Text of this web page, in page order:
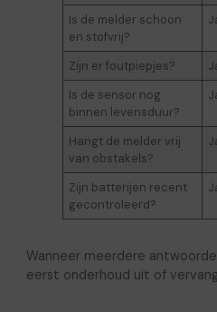
Is de melder schoon
en stofvrij?
Zijn er foutpiepjes?
Is de sensor nog
binnen levensduur?
Hangt de melder vrij
van obstakels?
Zijn batterijen recent
gecontroleerd?
Wanneer meerdere
eerst onderhoud uit of